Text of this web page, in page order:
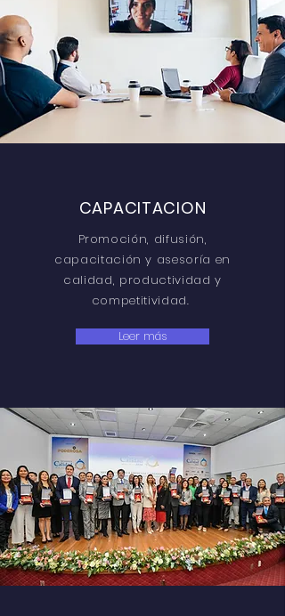
CAPACITACION
Promoción, difusión,
capacitación y asesoría en
calidad, productividad y
competitividad.
Leer más